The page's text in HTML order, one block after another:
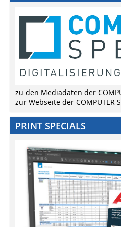
zu den Mediadaten der
zur Webseite der COMPUTER
PRINT SPECIALS